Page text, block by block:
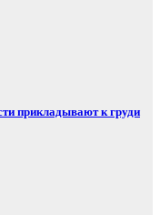
прикладывают к груди